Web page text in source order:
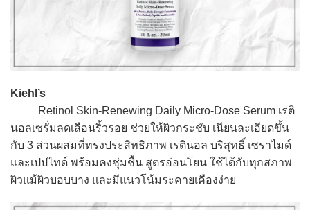
Kiehl’s
Retinol Skin-Renewing Daily Micro-Dose Serum เรติ
นอลเซรั่มลดเลือนริ้วรอย ช่วยให้ผิวกระชับ เนียนละเอียดขึ้น
กับ 3 ส่วนผสมที่ทรงประสิทธิภาพ เรตินอล บริสุทธิ์ เซราไมด์
และเปปไทด์ พร้อมคงชุ่มชื้น สูตรอ่อนโยน ใช้ได้กับทุกสภาพ
ผิวแม้ผิวบอบบาง และมีแนวโน้มระคายเคืองง่าย